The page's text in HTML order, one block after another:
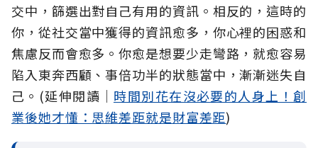
交中，篩選出對自己有用的資訊。相反的，這時的
你，從社交當中獲得的資訊愈多，你心裡的困惑和
焦慮反而會愈多。你愈是想要少走彎路，就愈容易
陷入東奔西顧、事倍功半的狀態當中，漸漸迷失自
己。(延伸閱讀│ 時間別花在沒必要的人身上！創
業後她才懂：思維差距就是財富差距)